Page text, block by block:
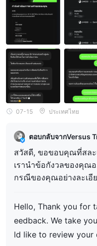
การศึกษาVersus Trade ไ
ข่าวตลาดแบบเรียลไทม์ ช่วย
มหภาคระดับโลกแบบเรียลไท
ภายในแพลตฟอร์ม และติดตา
จากอินเทอร์เฟซการซื้อขาย
เจ็ต TradingView ที่ฝังผ่าน
และปรับให้เป็นภาษาท้องถิ่น
Versus Trade จัดเตรียมแพล
Academy—ซึ่งนำเสนอคู่มือก
ต่างๆ พร้อมบัญชีทดลองที่สร้
พันธมิตร) และการเข้าถึงแบ
Versus Trade มอบประสบก
และเครื่องมือเทรด Versus
ปัจจุบันโบรกเกอร์ดำเนินงาน
เป็นข้อพิจารณาที่สำคัญสำหรั
07-15 ประเทศไทย
ตอบกลับจากVersus
สวัสดี, ขอขอบคุณที่สละเวลาแบ่งปันข้อเสนอแนะของคุณ
เรานำข้อกังวลของคุณ
กรณีของคุณอย่างละเอี
ถระบุบัญชีของคุณได้จา
อช่วยเหลือคุณเพิ่มเติม
นทางอีเมลสนับสนุนอย่
s.trade When เมื่อติดต่อเรา โปรดใช้ที่อยู่อีเมลที่ลงทะเบี
ยนไว้ เพื่อให้เราสาม
Hello, Thank you for taking the time to share your f
eedback. We take your concerns seriously and wou
ld like to review your